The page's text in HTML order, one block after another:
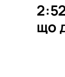
що